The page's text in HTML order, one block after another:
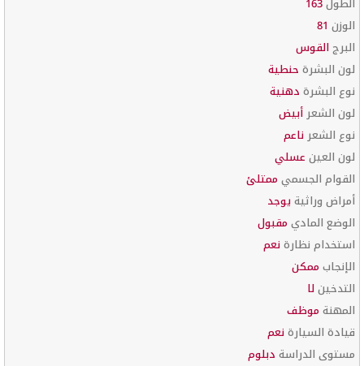
الوزن 81
البرجالقوس
لون البشرة حنطية
نوع البشرة دهنية
لون الشعرأبيض
نوع الشعرناعم
لون العين عسلي
القوام الجسمي ممتلئ
أمراض وراثيةيوجد
الوضع المادي مقبول
استخدام نظارةنعم
الإنجاب ممكن
التدخينلا
المهنة موظف
قيادة السيارةنعم
مستوى الدراسة دبلوم